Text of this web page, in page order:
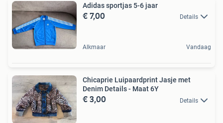
Adidas sportjas 5-6 jaar
€ 7,00 Details
Alkmaar Vandaag
Chicaprie Luipaardprint Jasje met
Denim Details - Maat 6Y
€ 3,00 Details